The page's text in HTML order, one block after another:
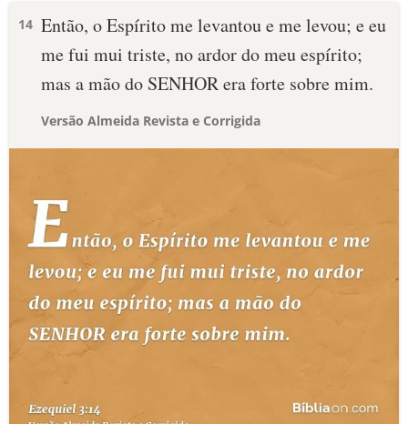
14 Então, o Espírito me levantou e me levou; e eu
me fui mui triste, no ardor do meu espírito;
mas a mão do SENHOR era forte sobre mim.
Versão Almeida Revista e Corrigida